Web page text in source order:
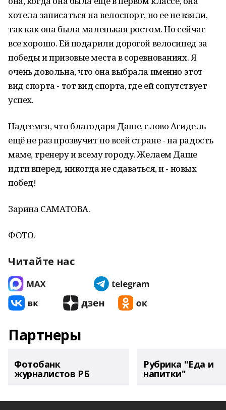
хотела записаться на велоспорт, но ее не взяли,
так как она была маленькая ростом. Но сейчас
все хорошо. Ей подарили дорогой велосипед за
победы и призовые места в соревнованиях. Я
очень довольна, что она выбрала именно этот
вид спорта - тот вид спорта, где ей сопутствует
успех.
Надеемся, что благодаря Даше, слово Агидель
ещё не раз прозвучит по всей стране - на радость
маме, тренеру и всему городу. Желаем Даше
идти вперед, никогда не сдаваться, и - новых
побед!
Зарина САМАТОВА.
ФОТО.
Читайте нас
Партнеры
Фотобанк
журналистов РБ
Рубрика "Еда и
напитки"